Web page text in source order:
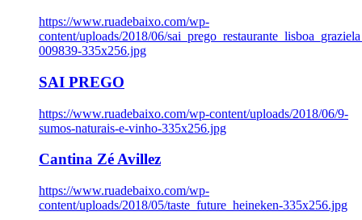
https://www.ruadebaixo.com/wp-
content/uploads/2018/06/
009839-335x256.jpg
SAI PREGO
https://www.ruadebaixo.com/wp-content/uploads/2018/06/9-
sumos-naturais-e-vinho-335x256.jpg
Cantina Zé Avillez
https://www.ruadebaixo.com/wp-
content/uploads/2018/05/taste_future_heineken-335x256.jpg